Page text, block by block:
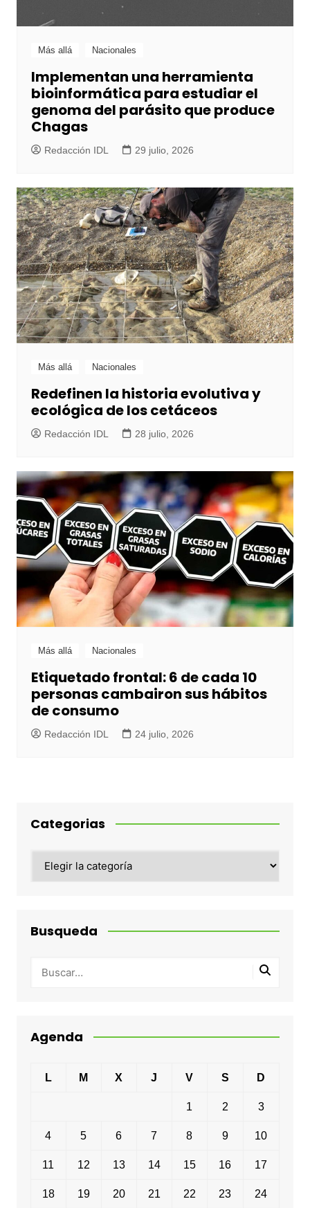
Más allá Nacionales
Implementan una herramienta
bioinformática para estudiar el
genoma del parásito que produce
Chagas
Redacción IDL 29 julio, 2026
Más allá Nacionales
Redefinen la historia evolutiva y
ecológica de los cetáceos
Redacción IDL 28 julio, 2026
Más allá Nacionales
Etiquetado frontal: 6 de cada 10
personas cambairon sus hábitos
de consumo
Redacción IDL 24 julio, 2026
Categorias
Busqueda
Agenda
L M X J V S D
1 2 3
4 5 6 7 8 9 10
11 12 13 14 15 16 17
18 19 20 21 22 23 24